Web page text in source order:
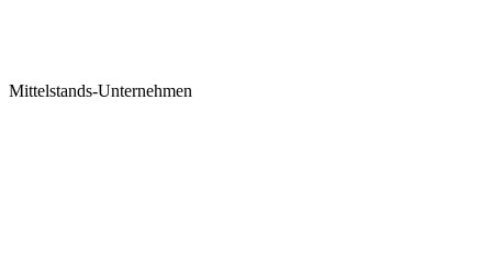
Mittelstands-Unternehmen